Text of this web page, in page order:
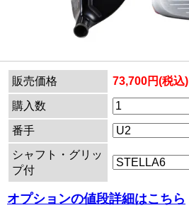
販売価格 73,700円(税込)
購入数
番手
シャフト・グリッ
プ付
オプションの値段詳細はこちら